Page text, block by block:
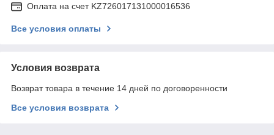
Оплата на счет KZ726017131000016536
Все условия оплаты
Условия возврата
Возврат товара в течение 14 дней по договоренности
Все условия возврата